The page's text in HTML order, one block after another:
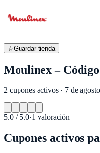
☆Guardar tienda
Moulinex – Código
2 cupones activos · 7 de
5.0 / 5.0·1 valoración
Cupones activos